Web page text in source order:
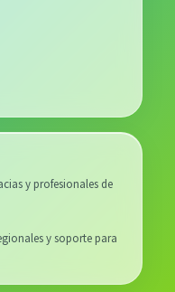
y profesionales de
y soporte para